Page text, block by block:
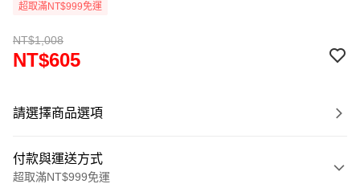
超取滿NT$999免運
NT$1,008
NT$605
請選擇商品選項
付款與運送方式
超取滿NT$999免運